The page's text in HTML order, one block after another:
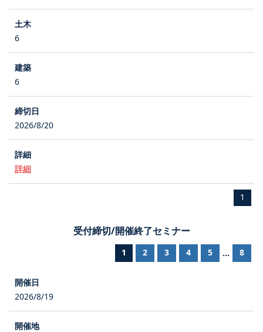
6
6
2026/8/20
詳細
1
受付締切/開催終了セミナー
1 2 3 4 5 ... 8
2026/8/19